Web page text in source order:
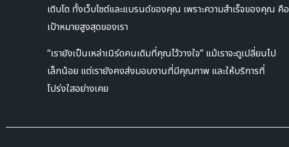
เติบโต ทั้งเว็บไซต์และแบรนด์ของคุณ เพราะความสำเร็จของคุณ คือ
เป้าหมายสูงสุดของเรา
“เรายังเป็นเหล่าเนิร์ดคนเดิมที่คุณไว้วางใจ” แม้เราจะดูเปลี่ยนไป
เล็กน้อย แต่เรายังคงส่งมอบงานที่มีคุณภาพ และให้บริการที่
โปร่งใสอย่างเคย